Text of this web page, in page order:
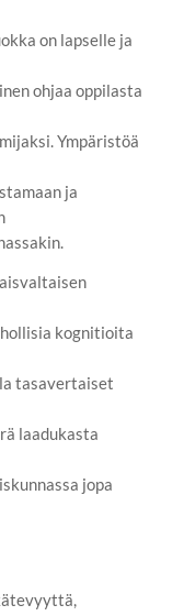
on lapselle ja
ohjaa oppilasta
Ympäristöä
ja
kognitioita
tasavertaiset
laadukasta
jopa